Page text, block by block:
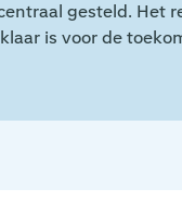
gesteld. Het
is voor de